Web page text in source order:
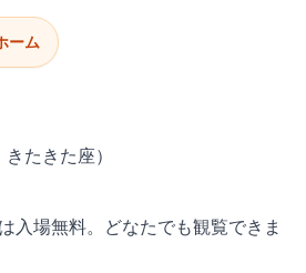
ーム
たきた座）
入場無料。どなたでも観覧できま